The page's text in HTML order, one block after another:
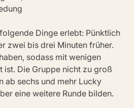
Dinge erlebt: Pünktlich
zwei bis drei Minuten früher.
sodass mit wenigen
ist. Die Gruppe nicht zu groß
ab sechs und mehr Lucky
eine weitere Runde bilden.